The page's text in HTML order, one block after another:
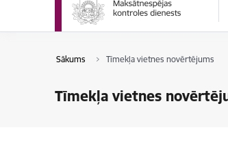
Sākums Tīmekļa vietnes novērtējums
Tīmekļa vietnes